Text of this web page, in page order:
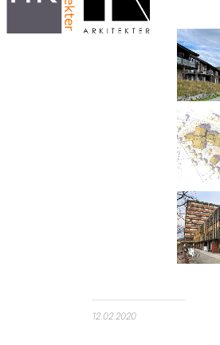
12.02.2020